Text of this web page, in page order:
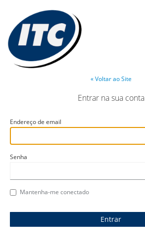
« Voltar ao Site
Entrar na sua conta
Endereço de email
Senha
Mantenha-me conectado